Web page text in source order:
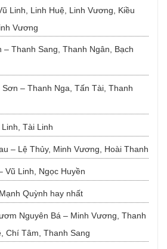
Linh, Linh Huệ, Linh Vương, Kiều
Vương
– Thanh Sang, Thanh Ngân, Bạch
– Thanh Nga, Tấn Tài, Thanh
Tài Linh
– Lệ Thủy, Minh Vương, Hoài Thanh
Vũ Linh, Ngọc Huyền
Quỳnh hay nhất
Nguyên Bá – Minh Vương, Thanh
Chí Tâm, Thanh Sang